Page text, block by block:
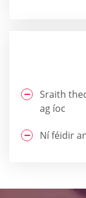
Sraith
ag íoc
Ní féidir